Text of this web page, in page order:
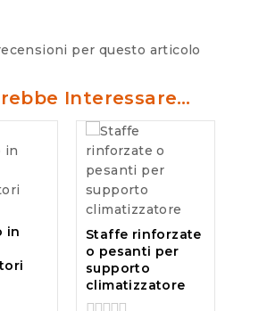
per questo articolo
Interessare…
in
Staffe rinforzate
o pesanti per
supporto
climatizzatore